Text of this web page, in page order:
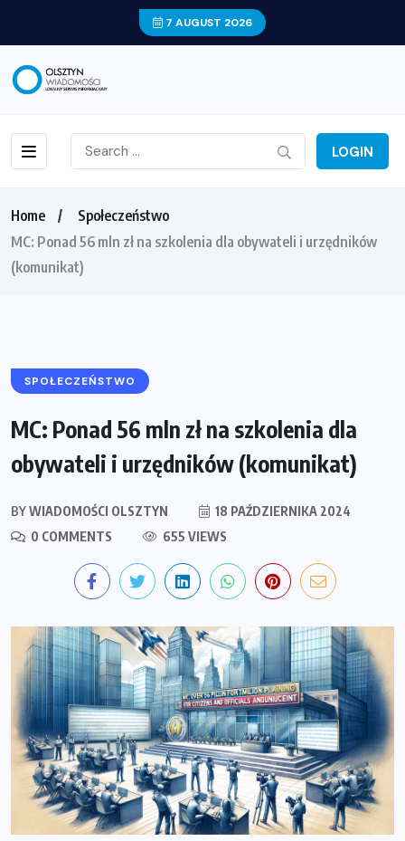
7 AUGUST 2026
LOGIN
Home
Społeczeństwo
MC: Ponad 56 mln zł na szkolenia dla obywateli i urzędników
(komunikat)
SPOŁECZEŃSTWO
MC: Ponad 56 mln zł na szkolenia dla
obywateli i urzędników (komunikat)
BYWIADOMOŚCI OLSZTYN
18 PAŹDZIERNIKA 2024
0 COMMENTS
655 VIEWS